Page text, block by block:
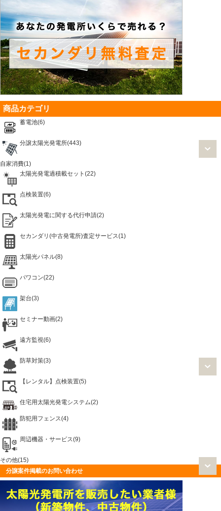
商品カテゴリ
蓄電池(6)
分譲太陽光発電所(443)
自家消費(1)
太陽光発電過積載セット(22)
点検装置(6)
太陽光発電に関する代行申請(2)
セカンダリ(中古発電所)査定サービス(1)
太陽光パネル(8)
パワコン(22)
架台(3)
セミナー動画(2)
遠方監視(6)
防草対策(3)
【レンタル】点検装置(5)
住宅用太陽光発電システム(2)
防犯用フェンス(4)
周辺機器・サービス(9)
その他(15)
分譲案件掲載のお問い合わせ